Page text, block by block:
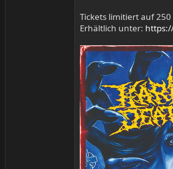
Tickets limitiert auf
Erhältlich unter: